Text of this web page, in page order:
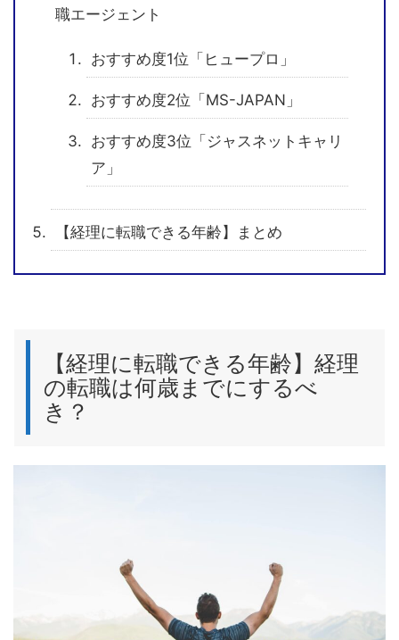
職エージェント
おすすめ度1位「ヒュープロ」
おすすめ度2位「MS-JAPAN」
おすすめ度3位「ジャスネットキャリ
ア」
【経理に転職できる年齢】まとめ
【経理に転職できる年齢】経理
の転職は何歳までにするべ
き？